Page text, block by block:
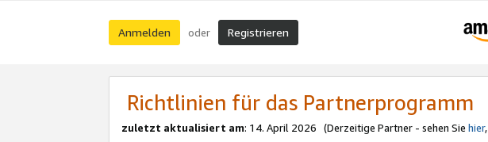
Anmelden oder Registrieren
Richtlinien für das Partnerprogramm
zuletzt aktualisiert am: 14. April 2026 (Derzeitige Partner - sehen Sie hier,